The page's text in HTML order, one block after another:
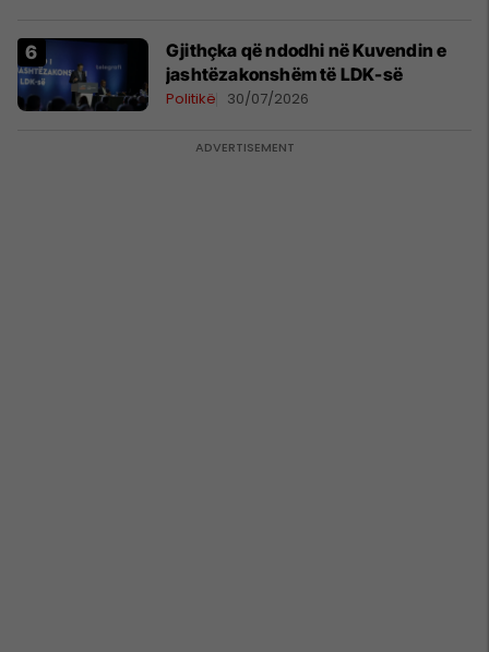
Gjithçka që ndodhi në Kuvendin e
jashtëzakonshëm të LDK-së
Politikë 30/07/2026